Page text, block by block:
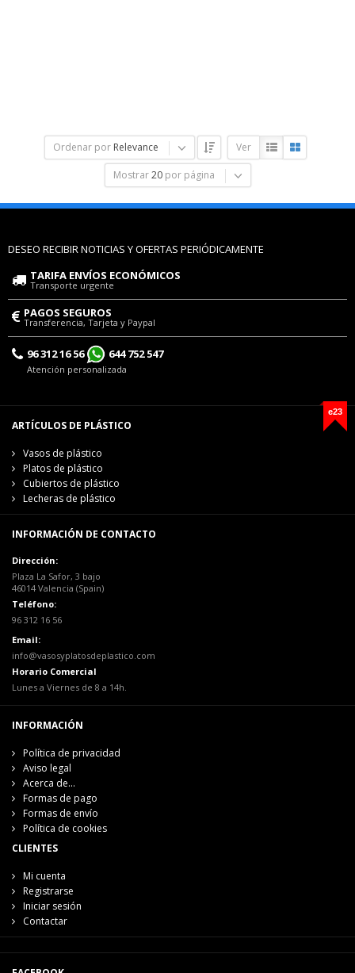
Ordenar por Relevance Ver
Mostrar 20 por página
DESEO RECIBIR NOTICIAS Y OFERTAS PERIÓDICAMENTE
TARIFA ENVÍOS ECONÓMICOS
Transporte urgente
PAGOS SEGUROS
Transferencia, Tarjeta y Paypal
96 312 16 56 644 752 547
Atención personalizada
e23
ARTÍCULOS DE PLÁSTICO
Vasos de plástico
Platos de plástico
Cubiertos de plástico
Lecheras de plástico
INFORMACIÓN DE CONTACTO
Dirección:
Plaza La Safor, 3 bajo
46014 Valencia (Spain)
Teléfono:
96 312 16 56
Email:
info@vasosyplatosdeplastico.com
Horario Comercial
Lunes a Viernes de 8 a 14h.
INFORMACIÓN
Política de privacidad
Aviso legal
Acerca de...
Formas de pago
Formas de envío
Política de cookies
CLIENTES
Mi cuenta
Registrarse
Iniciar sesión
Contactar